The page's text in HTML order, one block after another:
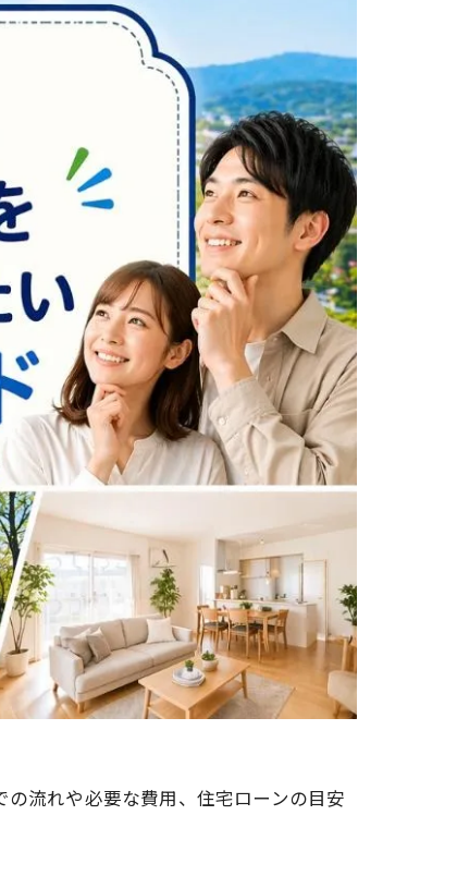
流れや必要な費用、住宅ローンの目安